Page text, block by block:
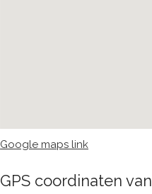
Google maps link
GPS coordinaten van